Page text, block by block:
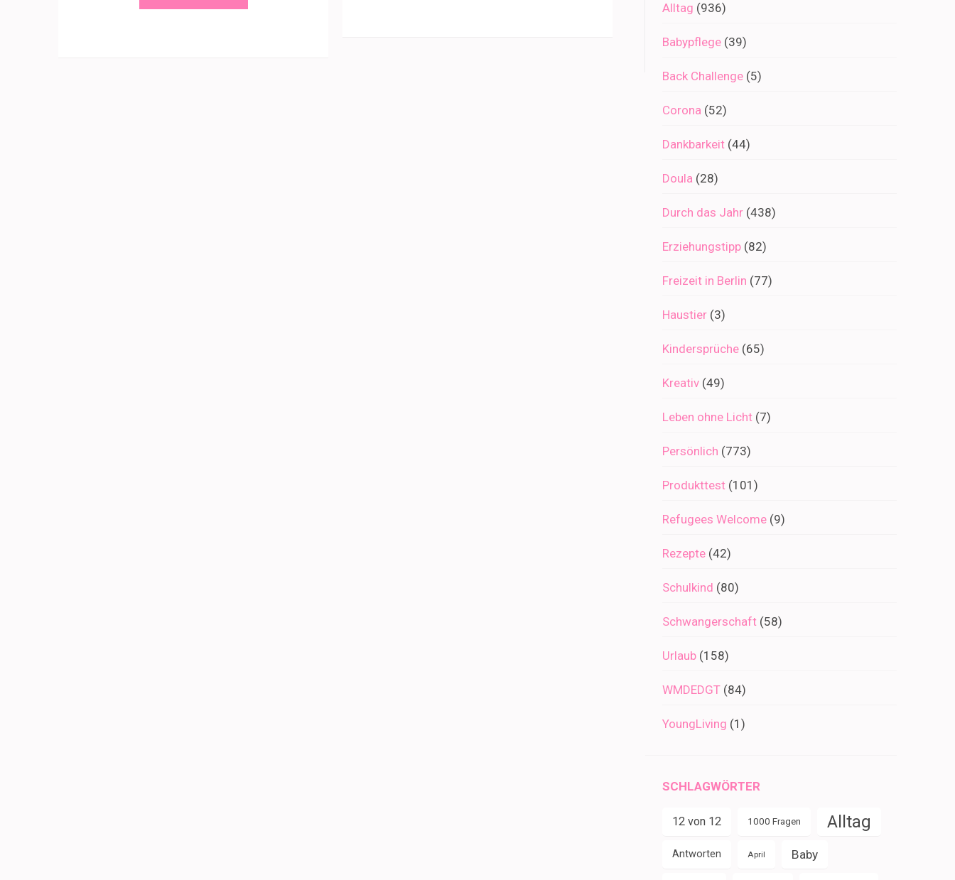
Alltag (936)
Babypflege (39)
Back Challenge (5)
Corona (52)
Dankbarkeit (44)
Doula (28)
Durch das Jahr (438)
Erziehungstipp (82)
Freizeit in Berlin (77)
Haustier (3)
Kindersprüche (65)
Kreativ (49)
Leben ohne Licht (7)
Persönlich (773)
Produkttest (101)
Refugees Welcome (9)
Rezepte (42)
Schulkind (80)
Schwangerschaft (58)
Urlaub (158)
WMDEDGT (84)
YoungLiving (1)
SCHLAGWÖRTER
12 von 12 1000 Fragen Alltag
Antworten April Baby